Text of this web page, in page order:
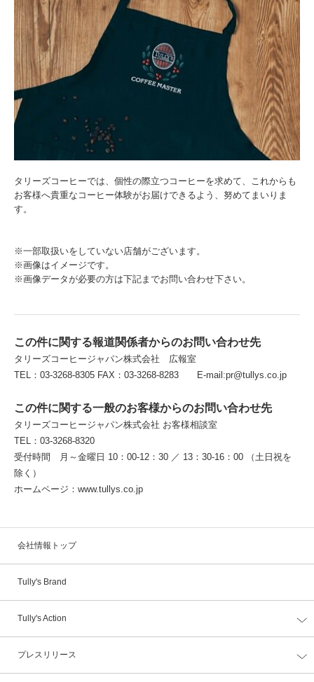
タリーズコーヒーでは、個性の際立つコーヒーを求めて、これからも
お客様へ貴重なコーヒー体験がお届けできるよう、努めてまいりま
す。
※一部取扱いをしていない店舗がございます。
※画像はイメージです。
※画像データが必要の方は下記までお問い合わせ下さい。
この件に関する報道関係者からのお問い合わせ先
タリーズコーヒージャパン株式会社 広報室
TEL：03-3268-8305 FAX：03-3268-8283 E-mail:pr@tullys.co.jp
この件に関する一般のお客様からのお問い合わせ先
タリーズコーヒージャパン株式会社 お客様相談室
TEL：03-3268-8320
受付時間 月～金曜日 10：00-12：30 ／ 13：30-16：00 （土日祝を
除く）
ホームページ：www.tullys.co.jp
会社情報トップ
Tully's Brand
Tully's Action
プレスリリース